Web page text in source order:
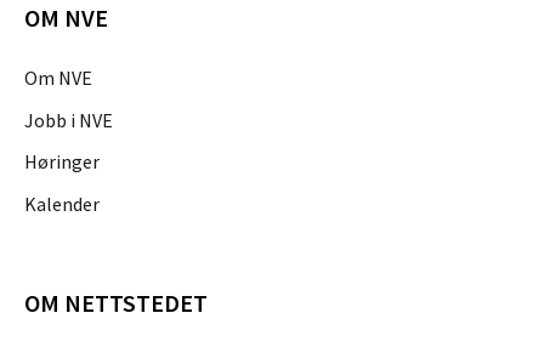
OM NVE
Om NVE
Jobb i NVE
Høringer
Kalender
OM NETTSTEDET